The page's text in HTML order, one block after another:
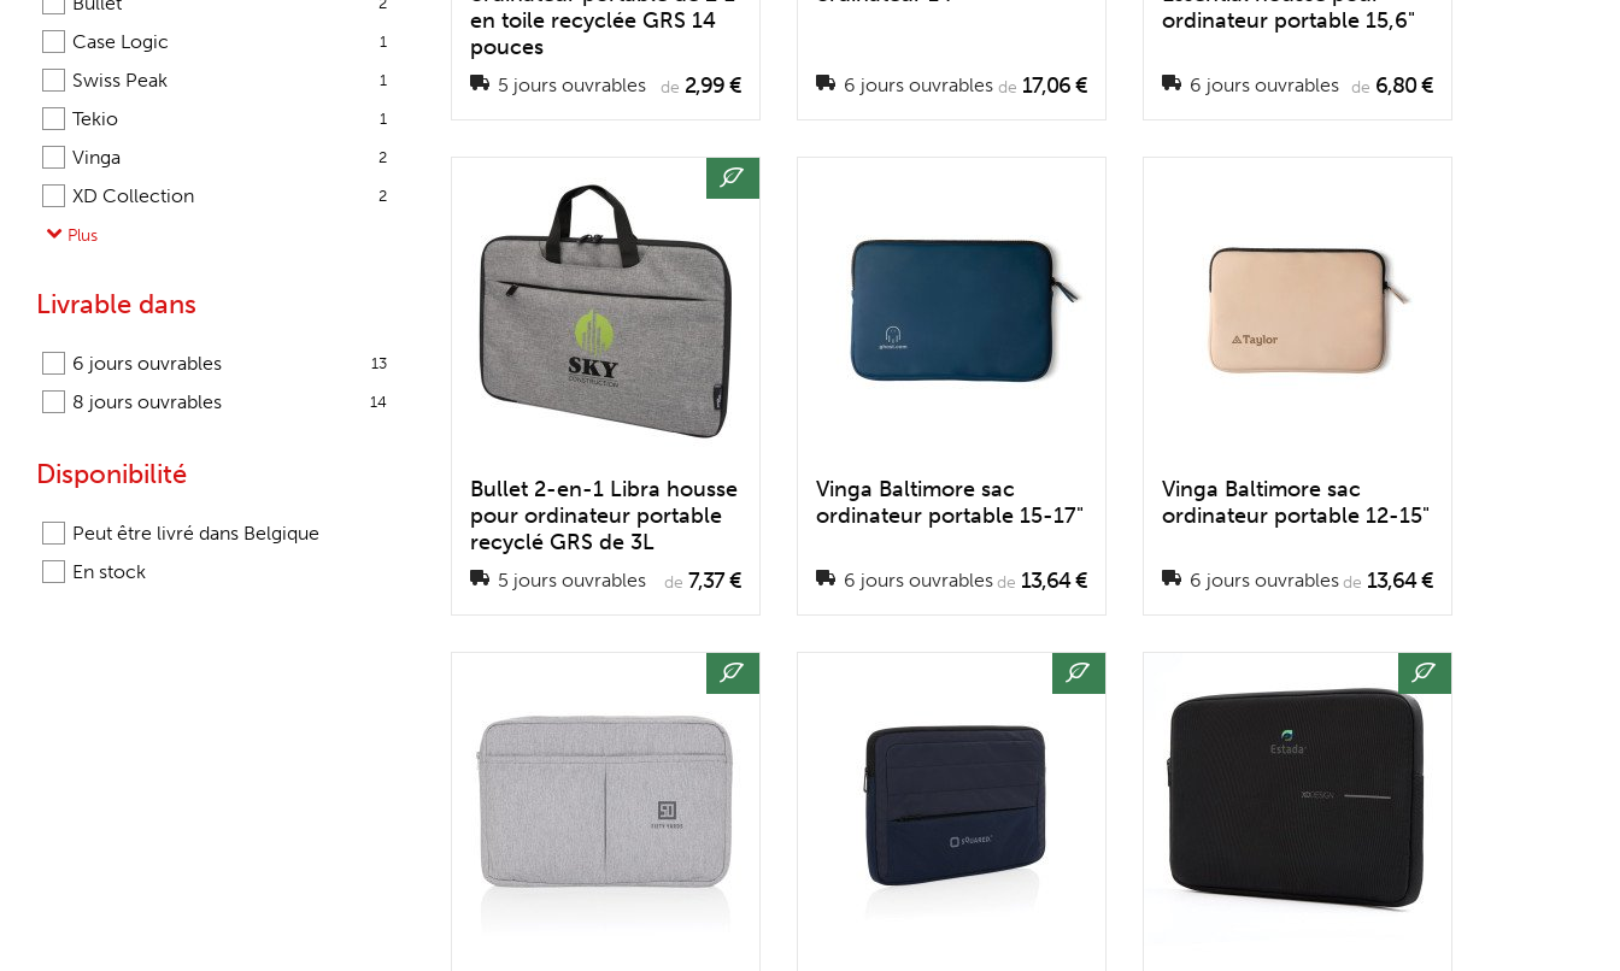
Case Logic 1
Swiss Peak 1
Tekio 1
Vinga 2
XD Collection 2
XD Design
Plus
Livrable dans
6 jours ouvrables 13
8 jours ouvrables 14
Disponibilité
Peut être livré dans Belgique
En stock
en toile recyclée GRS 14
pouces
5 jours ouvrables de 2,99 € 6 jours ouvrables de 17,06 €
ordinateur portable 15,6"
6 jours ouvrables de 6,80 €
Bullet 2-en-1 Libra housse
pour ordinateur portable
recyclé GRS de 3L
5 jours ouvrables de 7,37 €
Vinga Baltimore sac
ordinateur portable 15-17"
6 jours ouvrablesde 13,64 €
Vinga Baltimore sac
ordinateur portable 12-15"
6 jours ouvrablesde 13,64 €